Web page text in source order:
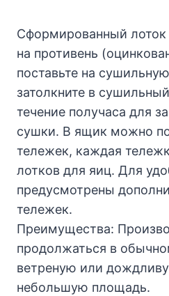
Сформированный лоток
на противень
поставьте на
затолкните в
течение получаса для
сушки. В ящик можно
тележек, каждая
лотков для яиц. Для
предусмотрены
тележек.
Преимущества:
продолжаться в
ветреную или
небольшую площадь.